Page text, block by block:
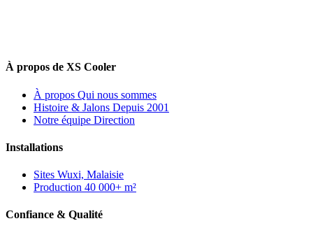
À propos de XS Cooler
À propos Qui nous sommes
Histoire & Jalons Depuis 2001
Notre équipe Direction
Installations
Sites Wuxi, Malaisie
Production 40 000+ m²
Confiance & Qualité